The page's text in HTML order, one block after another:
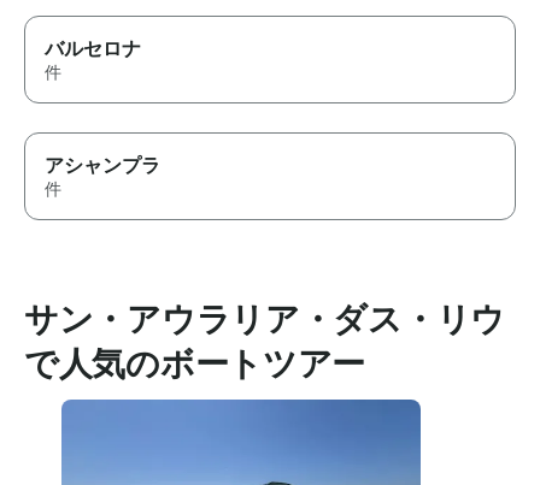
バルセロナ
件
アシャンプラ
件
サン・アウラリア・ダス・リウ
で人気のボートツアー